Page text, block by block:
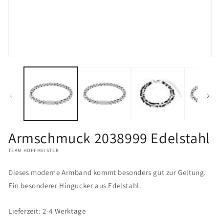
Armschmuck 2038999 Edelstahl
TEAM HOFFMEISTER
Dieses moderne Armband kommt besonders gut zur Geltung.
Ein besonderer Hingucker aus Edelstahl.
Lieferzeit: 2-4 Werktage